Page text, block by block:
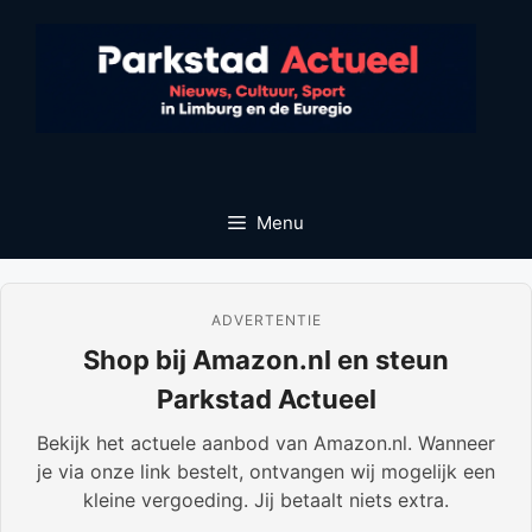
Menu
ADVERTENTIE
Shop bij Amazon.nl en steun
Parkstad Actueel
Bekijk het actuele aanbod van Amazon.nl. Wanneer
je via onze link bestelt, ontvangen wij mogelijk een
kleine vergoeding. Jij betaalt niets extra.